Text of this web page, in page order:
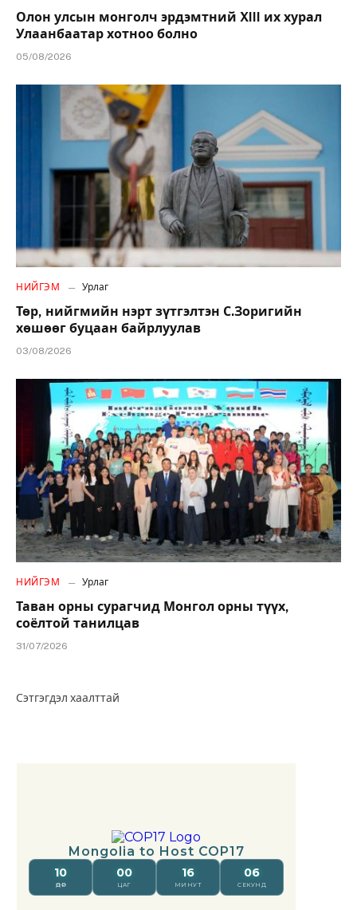
Олон улсын монголч эрдэмтний XIII их хурал
Улаанбаатар хотноо болно
05/08/2026
НИЙГЭМ Урлаг
Төр, нийгмийн нэрт зүтгэлтэн С.Зоригийн
хөшөөг буцаан байрлуулав
03/08/2026
НИЙГЭМ Урлаг
Таван орны сурагчид Монгол орны түүх,
соёлтой танилцав
31/07/2026
Сэтгэгдэл хаалттай